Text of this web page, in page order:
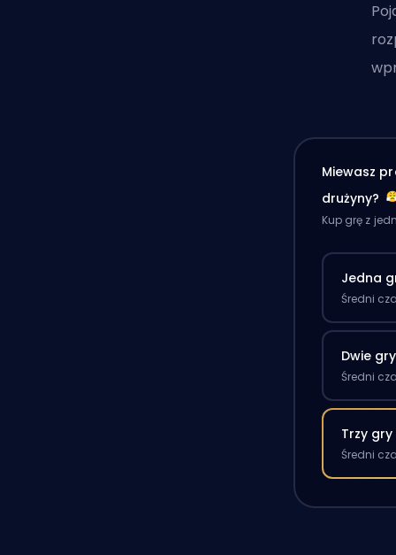
Miewasz
drużyny?
Kup grę z
Jedna
Średni
Dwie gry
Średni
Trzy gry
Średni